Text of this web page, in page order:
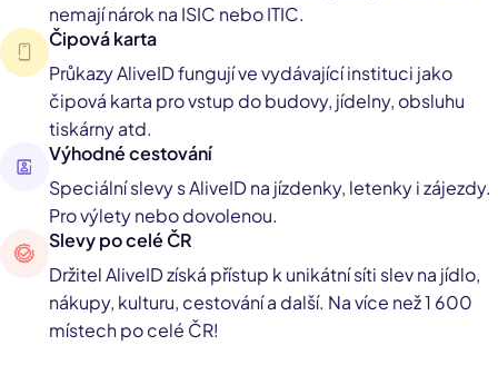
nemají nárok na ISIC nebo ITIC.
Čipová karta
Průkazy AliveID fungují ve vydávající instituci jako
čipová karta pro vstup do budovy, jídelny, obsluhu
tiskárny atd.
Výhodné cestování
Speciální slevy s AliveID na jízdenky, letenky i zájezdy.
Pro výlety nebo dovolenou.
Slevy po celé ČR
Držitel AliveID získá přístup k unikátní síti slev na jídlo,
nákupy, kulturu, cestování a další. Na více než 1 600
místech po celé ČR!